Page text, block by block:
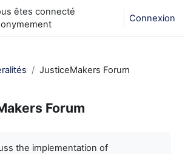
êtes connecté
Connexion
JusticeMakers Forum
Forum
the implementation of